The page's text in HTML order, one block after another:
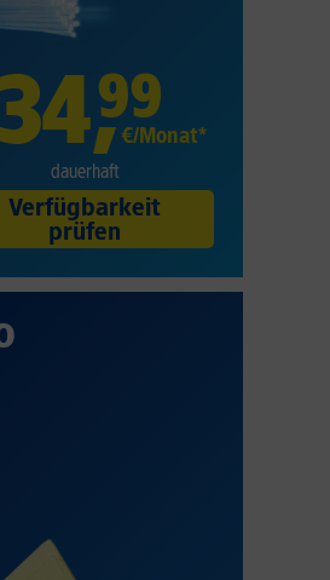
34,99
€/Monat*
dauerhaft
Verfügbarkeit
prüfen